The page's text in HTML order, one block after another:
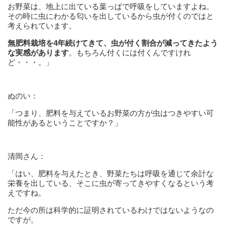
お野菜は、地上に出ている葉っぱで呼吸をしていますよね。
その時に虫にわかる匂いを出しているから虫が付くのではと
考えられています。
無肥料栽培を4年続けてきて、虫が付く割合が減ってきたよう
な実感があります。もちろん付くには付くんですけれ
ど・・・。」
ぬのい：
「つまり、肥料を与えているお野菜の方が虫はつきやすい可
能性があるということですか？」
清岡さん：
「はい、肥料を与えたとき、野菜たちは呼吸を通じて余計な
栄養を出している、そこに虫が寄ってきやすくなるという考
えですね。
ただ今の所は科学的に証明されているわけではないようなの
ですが。